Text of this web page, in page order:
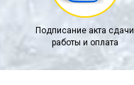
Подписание акта сдачи
работы и оплата